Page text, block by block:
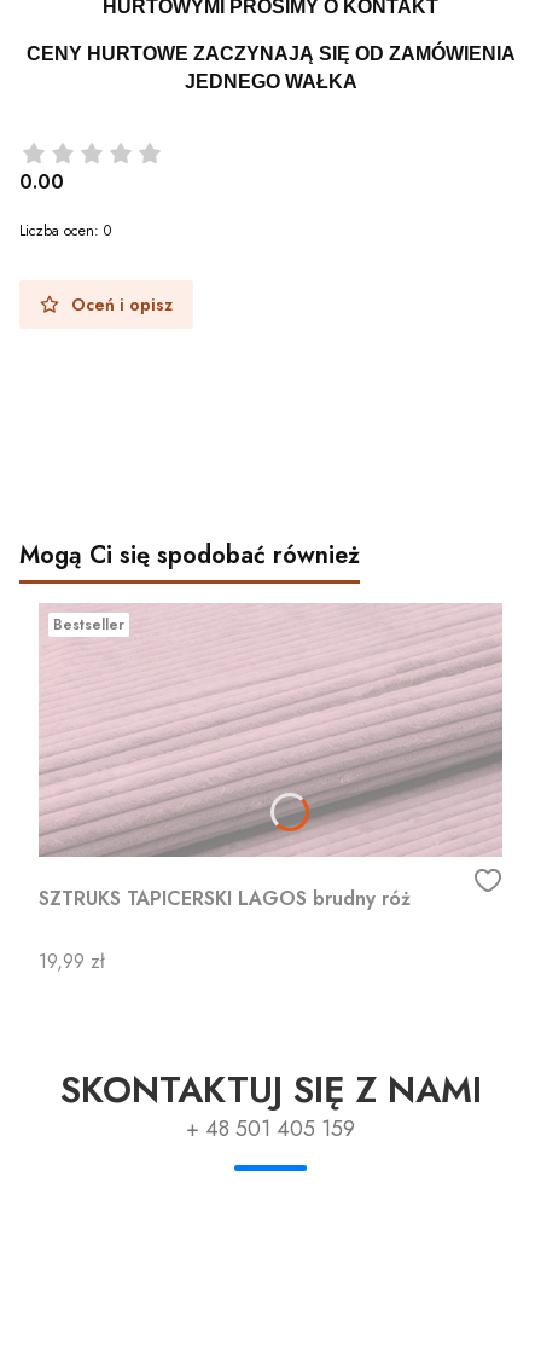
HURTOWYMI PROSIMY O KONTAKT
CENY HURTOWE ZACZYNAJĄ SIĘ OD ZAMÓWIENIA
JEDNEGO WAŁKA
0.00
Liczba ocen: 0
Oceń i opisz
Mogą Ci się spodobać również
Bestseller
SZTRUKS TAPICERSKI LAGOS brudny róż
Cena
19,99 zł
SKONTAKTUJ SIĘ Z NAMI
+ 48 501 405 159